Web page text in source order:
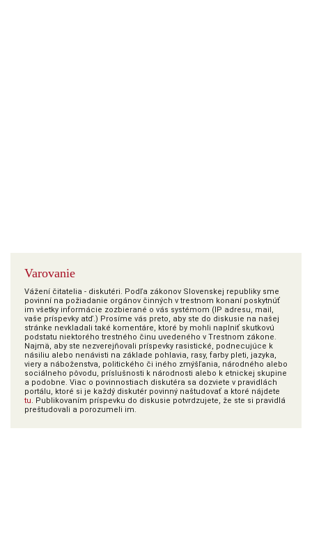
Varovanie
Vážení čitatelia - diskutéri. Podľa zákonov Slovenskej republiky sme
povinní na požiadanie orgánov činných v trestnom konaní poskytnúť
im všetky informácie zozbierané o vás systémom (IP adresu, mail,
vaše príspevky atď.) Prosíme vás preto, aby ste do diskusie na našej
stránke nevkladali také komentáre, ktoré by mohli naplniť skutkovú
podstatu niektorého trestného činu uvedeného v Trestnom zákone.
Najmä, aby ste nezverejňovali príspevky rasistické, podnecujúce k
násiliu alebo nenávisti na základe pohlavia, rasy, farby pleti, jazyka,
viery a náboženstva, politického či iného zmýšľania, národného alebo
sociálneho pôvodu, príslušnosti k národnosti alebo k etnickej skupine
a podobne. Viac o povinnostiach diskutéra sa dozviete v pravidlách
portálu, ktoré si je každý diskutér povinný naštudovať a ktoré nájdete
tu. Publikovaním príspevku do diskusie potvrdzujete, že ste si pravidlá
preštudovali a porozumeli im.